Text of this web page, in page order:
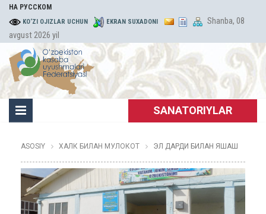
НА РУССКОМ
KO‘ZI OJIZLAR UCHUN EKRAN SUXADONI
Shanba, 08
avgust 2026 yil
SANATORIYLAR
ASOSIY ХАЛК БИЛАН МУЛОКОТ ЭЛ ДАРДИ БИЛАН ЯШАШ